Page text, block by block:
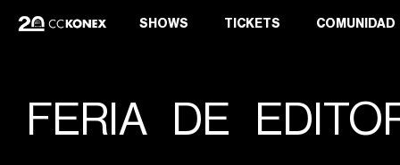
SHOWS TICKETS COMUNIDAD
FERIA DE